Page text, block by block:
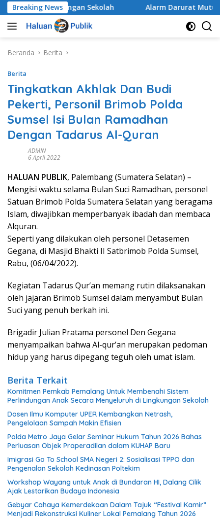
Langsung
ke
konten
Breaking News
di Lingkungan Sekolah Alarm Darurat Mutu
Beranda Berita
Berita
Tingkatkan Akhlak Dan Budi
Pekerti, Personil Brimob Polda
Sumsel Isi Bulan Ramadhan
Dengan Tadarus Al-Quran
ADMIN
6 April 2022
HALUAN PUBLIK, Palembang (Sumatera Selatan) –
Mengisi waktu selama Bulan Suci Ramadhan, personel
Satuan Brimob Polda Sumatera Selatan yang beragama
Islam, diwajibkan memperbanyak ibadah dan membaca
Alquran.
Seperti yang dilakukan oleh personel Detasemen
Gegana, di Masjid Bhakti II Satbrimob Polda Sumsel,
Rabu, (06/04/2022).
Kegiatan Tadarus Qur’an memang rutin dilaksanakan
oleh jajaran Brimob Sumsel dalam menyambut Bulan
Suci yang penuh berkah ini.
Brigadir Julian Pratama personel Den Gegana
menyampaikan bahwa Al-qur’an merupakan pedoman
hidup yang harus dipegang teguh oleh umat islam.
Berita Terkait
Komitmen Pemkab Pemalang Untuk Membenahi Sistem
Perlindungan Anak Secara Menyeluruh di Lingkungan Sekolah
Dosen Ilmu Komputer UPER Kembangkan Netrash,
Pengelolaan Sampah Makin Efisien
Polda Metro Jaya Gelar Seminar Hukum Tahun 2026 Bahas
Perluasan Objek Praperadilan dalam KUHAP Baru
Imigrasi Go To School SMA Negeri 2: Sosialisasi TPPO dan
Pengenalan Sekolah Kedinasan Poltekim
Workshop Wayang untuk Anak di Bundaran HI, Dalang Cilik
Ajak Lestarikan Budaya Indonesia
Gebyar Cahaya Kemerdekaan Dalam Tajuk “Festival Kamir”
Menjadi Rekonstruksi Kuliner Lokal Pemalang Tahun 2026